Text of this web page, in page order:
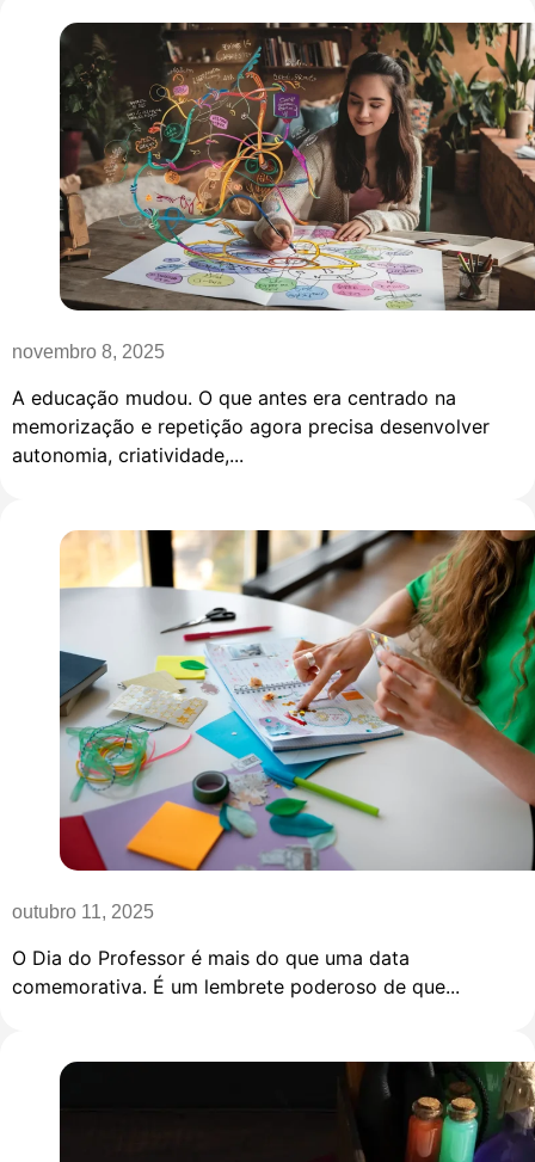
novembro 8, 2025
A educação mudou. O que antes era centrado na
memorização e repetição agora precisa desenvolver
autonomia, criatividade,...
outubro 11, 2025
O Dia do Professor é mais do que uma data
comemorativa. É um lembrete poderoso de que...